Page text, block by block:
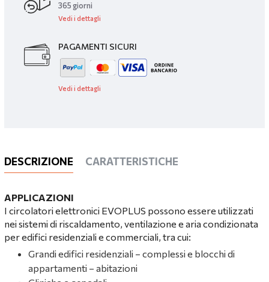
365 giorni
Vedi i dettagli
PAGAMENTI SICURI
Vedi i dettagli
DESCRIZIONE CARATTERISTICHE
APPLICAZIONI
I circolatori elettronici EVOPLUS possono essere utilizzati
nei sistemi di riscaldamento, ventilazione e aria condizionata
per edifici residenziali e commerciali, tra cui:
Grandi edifici residenziali – complessi e blocchi di
appartamenti – abitazioni